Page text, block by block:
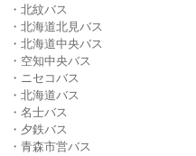
・北紋バス
・北海道北見バス
・北海道中央バス
・空知中央バス
・ニセコバス
・北海道バス
・名士バス
・夕鉄バス
・青森市営バス